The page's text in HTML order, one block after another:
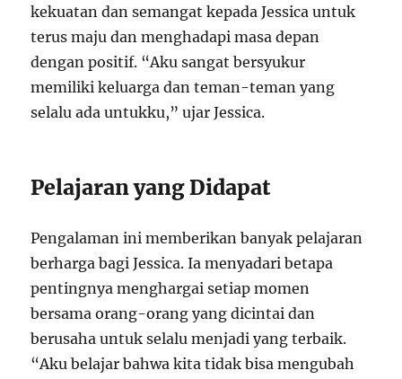
kekuatan dan semangat kepada Jessica untuk
terus maju dan menghadapi masa depan
dengan positif. “Aku sangat bersyukur
memiliki keluarga dan teman-teman yang
selalu ada untukku,” ujar Jessica.
Pelajaran yang Didapat
Pengalaman ini memberikan banyak pelajaran
berharga bagi Jessica. Ia menyadari betapa
pentingnya menghargai setiap momen
bersama orang-orang yang dicintai dan
berusaha untuk selalu menjadi yang terbaik.
“Aku belajar bahwa kita tidak bisa mengubah